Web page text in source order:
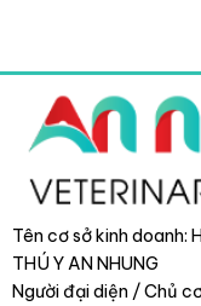
Tên cơ sở kinh doanh:
THÚ Y AN NHUNG
Người đại diện / Chủ